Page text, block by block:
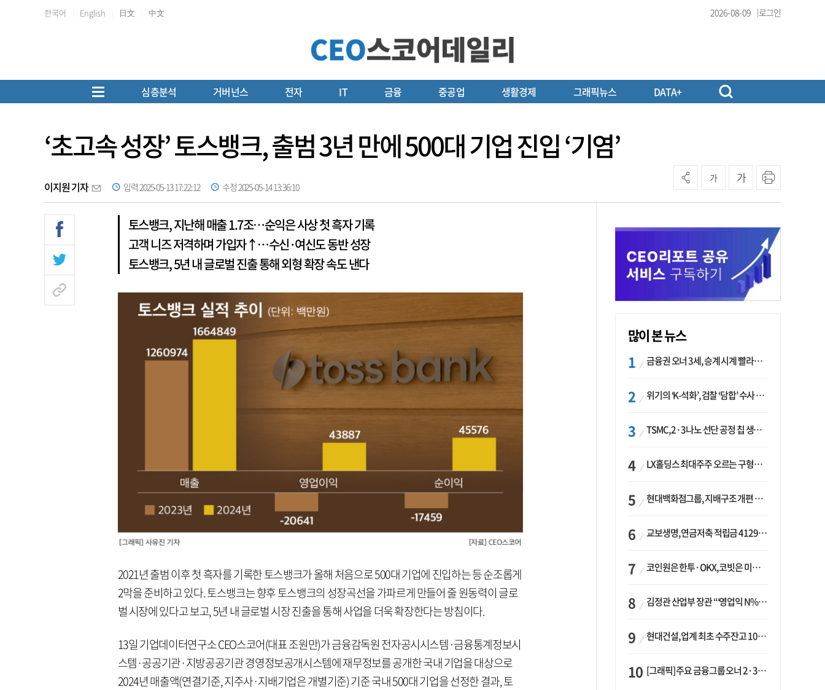
한국어 English 日文 中文 2026-08-09 로그인
심층분석 거버넌스 전자 IT 금융 중공업 생활경제 그래픽뉴스 DATA+
‘초고속 성장’ 토스뱅크, 출범 3년 만에 500대 기업 진입 ‘기염’
이지원 기자 입력 2025-05-13 17:22:12 수정 2025-05-14 13:36:10
가 가
토스뱅크, 지난해 매출 1.7조…순익은 사상 첫 흑자 기록
고객 니즈 저격하며 가입자↑…수신·여신도 동반 성장
토스뱅크, 5년 내 글로벌 진출 통해 외형 확장 속도 낸다
2021년 출범 이후 첫 흑자를 기록한 토스뱅크가 올해 처음으로 500대 기업에 진입하는 등 순조롭게
2막을 준비하고 있다. 토스뱅크는 향후 토스뱅크의 성장곡선을 가파르게 만들어 줄 원동력이 글로
벌 시장에 있다고 보고, 5년 내 글로벌 시장 진출을 통해 사업을 더욱 확장한다는 방침이다.
13일 기업데이터연구소 CEO스코어(대표 조원만)가 금융감독원 전자공시시스템·금융통계정보시
스템·공공기관·지방공공기관 경영정보공개시스템에 재무정보를 공개한 국내 기업을 대상으로
2024년 매출액(연결기준, 지주사·지배기업은 개별기준) 기준 국내 500대 기업을 선정한 결과, 토
많이 본 뉴스
금융권 오너 3세, 승계 시계 빨라지나…한국투자 ‘속도’·미래에셋·메리츠는 ‘거리두기’
위기의 ‘K-석화’, 검찰 ‘담합’ 수사 착수…“LG·한화·롯데 등 7개 업체, 8개 제품 가격 담합”
TSMC, 2·3나노 선단 공정 칩 생산 가속화…삼성, 파운드리 확장 변수 맞나
LX홀딩스 최대주주 오르는 구형모 사장…계열사 실적 개선 ‘과제’
현대백화점그룹, 지배구조 개편 작업…지주사 행위제한 요건 해소
교보생명, 연금저축 적립금 4129억 증가 ‘1위’…KB라이프는 최대 감소율
코인원은 한투·OKX, 코빗은 미래에셋…중소 거래소 ‘금융 동맹’ 승부수
김정관 산업부 장관 “‘영업익 N% 성과급’ 지급 반대…주주·투자자 이익 반해”
현대건설, 업계 최초 수주잔고 100조 돌파…하반기 ‘원전’ 수주 드라이브
[그래픽] 주요 금융그룹 오너 2·3세 현황